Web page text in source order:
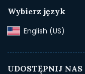
Wybierz język
English (US)‎
UDOSTĘPNIJ NAS